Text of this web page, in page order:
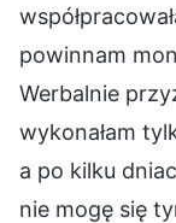
powinnam
Werbalnie
wykonałam
a po kilku
nie mogę się